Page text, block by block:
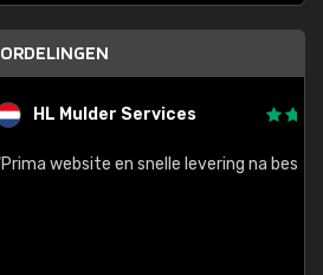
Services
en snelle levering na bestelling"